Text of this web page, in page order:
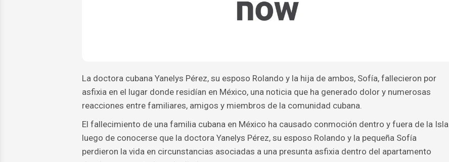
La doctora cubana Yanelys Pérez, su esposo Rolando y la hija de ambos, Sofía, fallecieron por
asfixia en el lugar donde residían en México, una noticia que ha generado dolor y numerosas
reacciones entre familiares, amigos y miembros de la comunidad cubana.
El fallecimiento de una familia cubana en México ha causado conmoción dentro y fuera de la Isla
luego de conocerse que la doctora Yanelys Pérez, su esposo Rolando y la pequeña Sofía
perdieron la vida en circunstancias asociadas a una presunta asfixia dentro del apartamento